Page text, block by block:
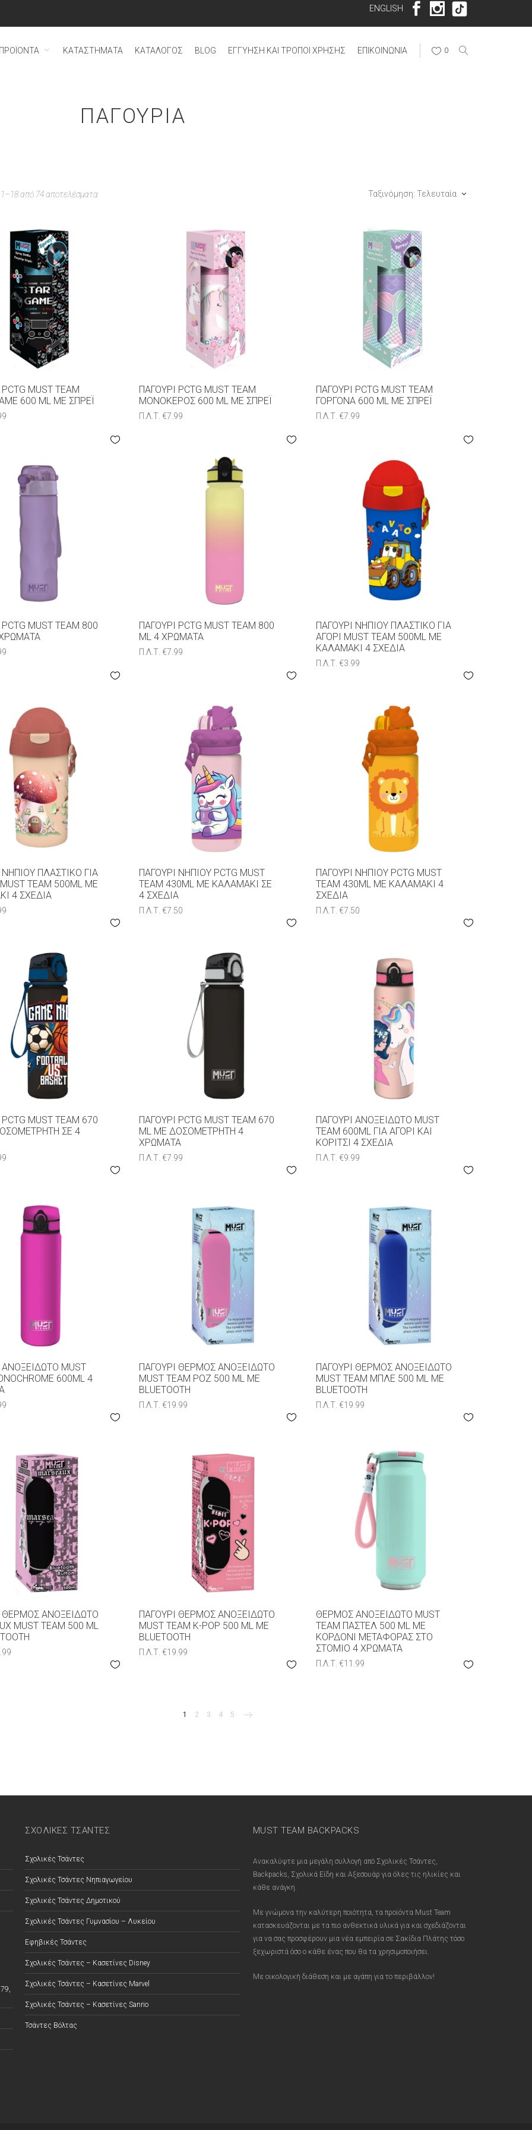
ENGLISH
ΠΡΟΪΟΝΤΑ ΚΑΤΑΣΤΗΜΑΤΑ ΚΑΤΑΛΟΓΟΣ BLOG ΕΓΓΎΗΣΗ ΚΑΙ ΤΡΌΠΟΙ ΧΡΉΣΗΣ ΕΠΙΚΟΙΝΩΝΊΑ 0
ΠΑΓΟΎΡΙΑ
από 74 αποτελέσματα Ταξινόμηση: Τελευταία
MUST TEAM
600 ML ΜΕ ΣΠΡΈΙ
ΠΑΓΟΎΡΙ PCTG MUST TEAM
ΜΟΝΌΚΕΡΟΣ 600 ML ΜΕ ΣΠΡΈΙ
Π.Λ.Τ.€7.99
ΠΑΓΟΎΡΙ PCTG MUST TEAM
ΓΟΡΓΌΝΑ 600 ML ΜΕ ΣΠΡΈΙ
Π.Λ.Τ.€7.99
MUST TEAM 800
ΠΑΓΟΎΡΙ PCTG MUST TEAM 800
ML 4 ΧΡΏΜΑΤΑ
Π.Λ.Τ.€7.99
ΠΑΓΟΎΡΙ ΝΗΠΊΟΥ ΠΛΑΣΤΙΚΌ ΓΙΑ
ΑΓΌΡΙ MUST TEAM 500ML ΜΕ
ΚΑΛΑΜΆΚΙ 4 ΣΧΈΔΙΑ
Π.Λ.Τ.€3.99
ΝΗΠΊΟΥ ΠΛΑΣΤΙΚΌ ΓΙΑ
TEAM 500ML ΜΕ
4 ΣΧΈΔΙΑ
ΠΑΓΟΎΡΙ ΝΗΠΊΟΥ PCTG MUST
TEAM 430ML ΜΕ ΚΑΛΑΜΆΚΙ ΣΕ
4 ΣΧΈΔΙΑ
Π.Λ.Τ.€7.50
ΠΑΓΟΎΡΙ ΝΗΠΊΟΥ PCTG MUST
TEAM 430ML ΜΕ ΚΑΛΑΜΆΚΙ 4
ΣΧΈΔΙΑ
Π.Λ.Τ.€7.50
MUST TEAM 670
ΣΕ 4
ΠΑΓΟΎΡΙ PCTG MUST TEAM 670
ML ΜΕ ΔΟΣΟΜΕΤΡΗΤΉ 4
ΧΡΏΜΑΤΑ
Π.Λ.Τ.€7.99
ΠΑΓΟΎΡΙ ΑΝΟΞΕΊΔΩΤΟ MUST
TEAM 600ML ΓΙΑ ΑΓΌΡΙ ΚΑΙ
ΚΟΡΊΤΣΙ 4 ΣΧΈΔΙΑ
Π.Λ.Τ.€9.99
ΑΝΟΞΕΊΔΩΤΟ MUST
600ML 4
ΠΑΓΟΎΡΙ ΘΕΡΜΌΣ ΑΝΟΞΕΊΔΩΤΟ
MUST TEAM ΡΟΖ 500 ML ΜΕ
BLUETOOTH
Π.Λ.Τ.€19.99
ΠΑΓΟΎΡΙ ΘΕΡΜΌΣ ΑΝΟΞΕΊΔΩΤΟ
MUST TEAM ΜΠΛΕ 500 ML ΜΕ
BLUETOOTH
Π.Λ.Τ.€19.99
ΘΕΡΜΌΣ ΑΝΟΞΕΊΔΩΤΟ
MUST TEAM 500 ML
ΠΑΓΟΎΡΙ ΘΕΡΜΌΣ ΑΝΟΞΕΊΔΩΤΟ
MUST TEAM K-POP 500 ML ΜΕ
BLUETOOTH
Π.Λ.Τ.€19.99
ΘΕΡΜΌΣ ΑΝΟΞΕΊΔΩΤΟ MUST
TEAM ΠΑΣΤΈΛ 500 ML ΜΕ
ΚΟΡΔΌΝΙ ΜΕΤΑΦΟΡΆΣ ΣΤΟ
ΣΤΌΜΙΟ 4 ΧΡΏΜΑΤΑ
Π.Λ.Τ.€11.99
1 2 3 4 5
ΣΧΟΛΙΚΕΣ ΤΣΑΝΤΕΣ
Σχολικές Τσάντες
Σχολικές Τσάντες Νηπιαγωγείου
Σχολικές Τσάντες Δημοτικού
Σχολικές Τσάντες Γυμνασίου – Λυκείου
Εφηβικές Τσάντες
Σχολικές Τσάντες – Κασετίνες Disney
Σχολικές Τσάντες – Κασετίνες Marvel
Σχολικές Τσάντες – Κασετίνες Sanrio
Τσάντες Βόλτας
MUST TEAM BACKPACKS
Ανακαλύψτε μια μεγάλη συλλογή από Σχολικές Τσάντες,
Backpacks, Σχολικά Είδη και Αξεσουάρ για όλες τις ηλικίες και
κάθε ανάγκη.
Με γνώμονα την καλύτερη ποιότητα, τα προϊόντα Must Team
κατασκευάζονται με τα πιο ανθεκτικά υλικά για και σχεδιάζονται
για να σας προσφέρουν μια νέα εμπειρία σε Σακίδια Πλάτης τόσο
ξεχωριστά όσο ο κάθε ένας που θα τα χρησιμοποιήσει.
Με οικολογική διάθεση και με αγάπη για το περιβάλλον!